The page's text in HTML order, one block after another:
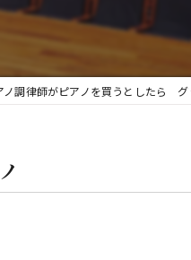
調律師がピアノを買うとしたら グ